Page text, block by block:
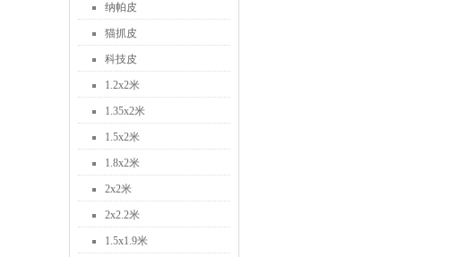
纳帕皮
猫抓皮
科技皮
1.2x2米
1.35x2米
1.5x2米
1.8x2米
2x2米
2x2.2米
1.5x1.9米